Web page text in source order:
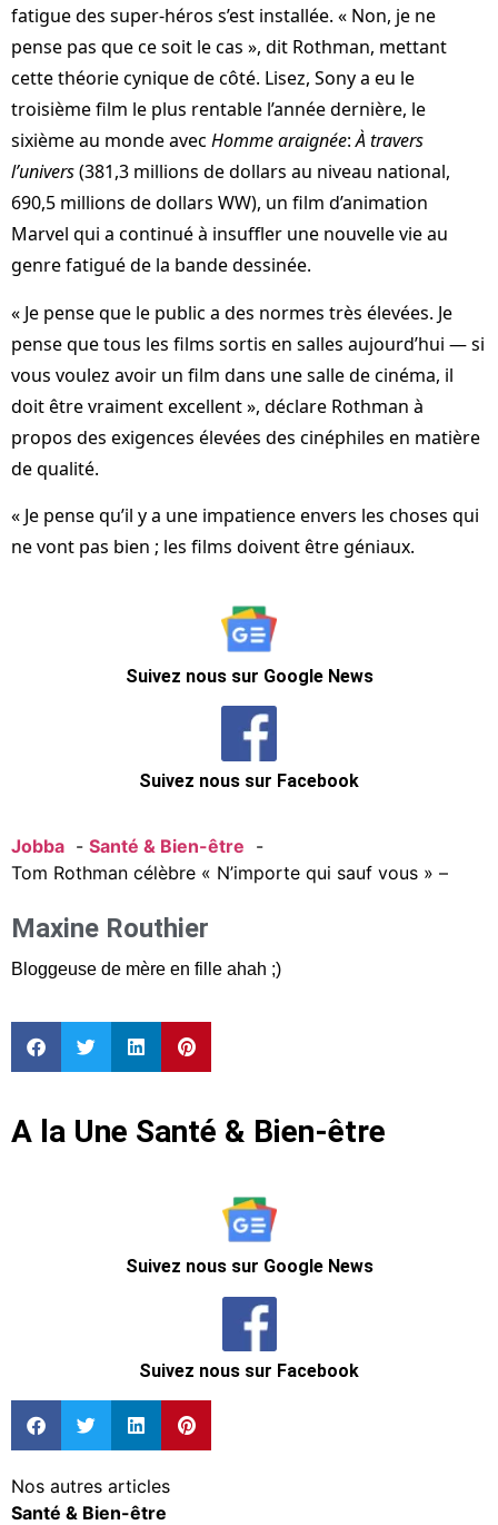
fatigue des super-héros s’est installée. « Non, je ne
pense pas que ce soit le cas », dit Rothman, mettant
cette théorie cynique de côté. Lisez, Sony a eu le
troisième film le plus rentable l’année dernière, le
sixième au monde avec Homme araignée:À travers
l’univers(381,3 millions de dollars au niveau national,
690,5 millions de dollars WW), un film d’animation
Marvel qui a continué à insuffler une nouvelle vie au
genre fatigué de la bande dessinée.
« Je pense que le public a des normes très élevées. Je
pense que tous les films sortis en salles aujourd’hui — si
vous voulez avoir un film dans une salle de cinéma, il
doit être vraiment excellent », déclare Rothman à
propos des exigences élevées des cinéphiles en matière
de qualité.
« Je pense qu’il y a une impatience envers les choses qui
ne vont pas bien ; les films doivent être géniaux.
Suivez nous sur Google News
Suivez nous sur Facebook
Jobba
Santé & Bien-être
Tom Rothman célèbre « N’importe qui sauf vous » –
Maxine Routhier
Bloggeuse de mère en fille ahah ;)
A la Une Santé & Bien-être
Suivez nous sur Google News
Suivez nous sur Facebook
Nos autres articles
Santé & Bien-être